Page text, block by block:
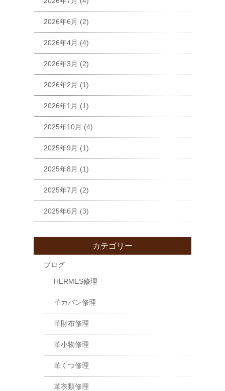
2026年6月 (2)
2026年4月 (4)
2026年3月 (2)
2026年2月 (1)
2026年1月 (1)
2025年10月 (4)
2025年9月 (1)
2025年8月 (1)
2025年7月 (2)
2025年6月 (3)
カテゴリー
ブログ
HERMES修理
革カバン修理
革財布修理
革小物修理
革くつ修理
革衣類修理